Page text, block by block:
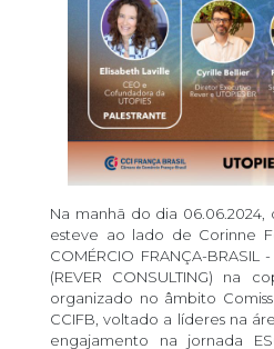
Na manhã do dia
esteve ao lado de Corinne
COMÉRCIO FRANÇA-
(REVER CONSULTING) na
organizado no âmbito
CCIFB, voltado a líderes na
engajamento na jornada